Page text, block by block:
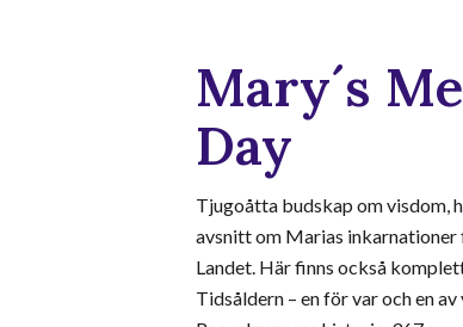
Mary´s
Day
Tjugoåtta budskap om visdom,
avsnitt om Marias inkarnationer
Landet. Här finns också
Tidsåldern – en för var och en